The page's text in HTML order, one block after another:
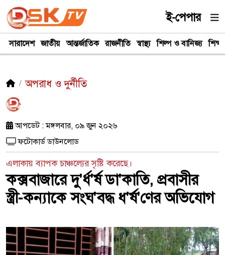
ই-পেপার
সারাদেশ জাতীয় আন্তর্জাতিক রাজনীতি স্বাস্থ্য শিল্প ও বানিজ্য শিক্ষা
অপরাধ ও দুর্নীতি
আপডেট : মঙ্গলবার, ০৯ জুন ২০২৬
ফটোকার্ড ডাউনলোড
এলাকায় ব্যাপক চাঞ্চল্যের সৃষ্টি করেছে।
কক্সবাজারে দু'র্ধ'র্ষ ডা'কাতি, প্রবাসীর
স্ত্রী-কন্যাকে সংঘ'বদ্ধ ধ'র্ষ'ণের অভিযোগ